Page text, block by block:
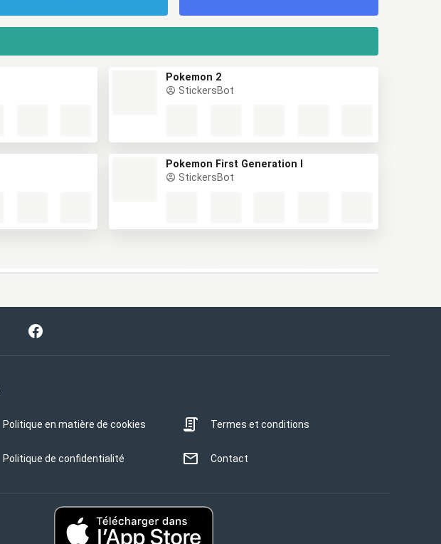
Pokemon 2
StickersBot
Pokemon First Generation I
StickersBot
Politique en matière de cookies
Politique de confidentialité
Termes et conditions
Contact